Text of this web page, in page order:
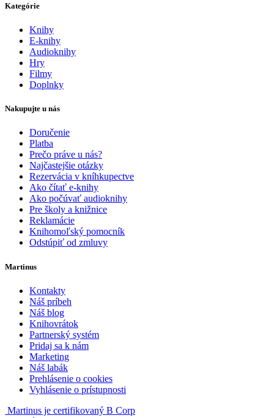
Kategórie
Knihy
E-knihy
Audioknihy
Hry
Filmy
Doplnky
Nakupujte u nás
Doručenie
Platba
Prečo práve u nás?
Najčastejšie otázky
Rezervácia v kníhkupectve
Ako čítať e-knihy
Ako počúvať audioknihy
Pre školy a knižnice
Reklamácie
Knihomoľský pomocník
Odstúpiť od zmluvy
Martinus
Kontakty
Náš príbeh
Náš blog
Knihovrátok
Partnerský systém
Pridaj sa k nám
Marketing
Náš labák
Prehlásenie o cookies
Vyhlásenie o prístupnosti
Martinus je certifikovaný B Corp